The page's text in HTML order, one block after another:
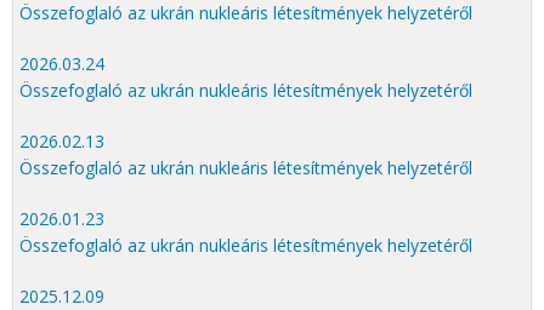
Összefoglaló az ukrán nukleáris létesítmények helyzetéről
2026.03.24
Összefoglaló az ukrán nukleáris létesítmények helyzetéről
2026.02.13
Összefoglaló az ukrán nukleáris létesítmények helyzetéről
2026.01.23
Összefoglaló az ukrán nukleáris létesítmények helyzetéről
2025.12.09